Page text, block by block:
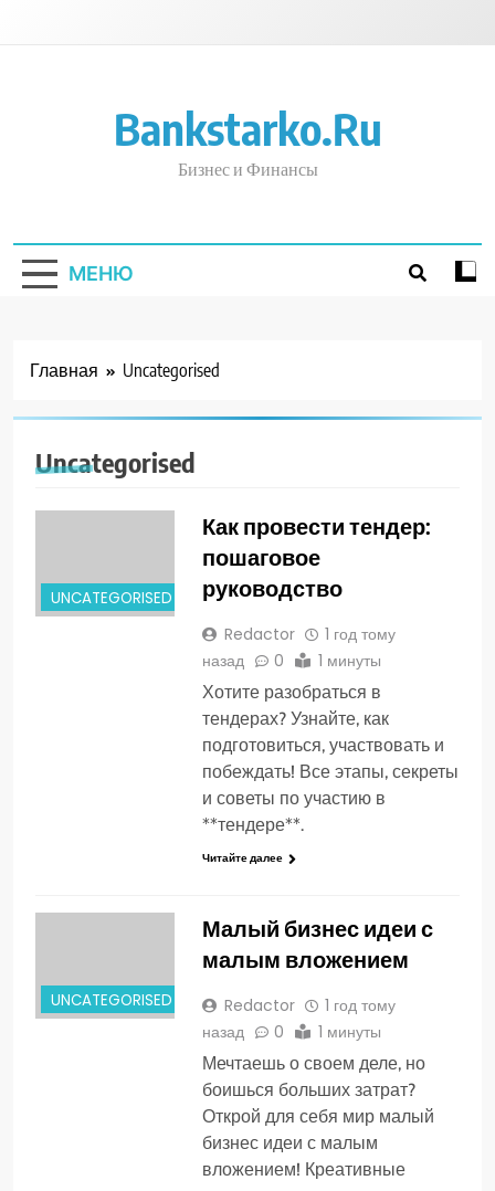
Bankstarko.ru
Бизнес и Финансы
МЕНЮ
Главная Uncategorised
Uncategorised
UNCATEGORISED
Как провести тендер:
пошаговое
руководство
Redactor
1 год тому
назад
0 1 минуты
Хотите разобраться в
тендерах? Узнайте, как
подготовиться, участвовать и
побеждать! Все этапы, секреты
и советы по участию в
**тендере**.
Читайте далее
UNCATEGORISED
Малый бизнес идеи с
малым вложением
Redactor
1 год тому
назад
0 1 минуты
Мечтаешь о своем деле, но
боишься больших затрат?
Открой для себя мир малый
бизнес идеи с малым
вложением! Креативные